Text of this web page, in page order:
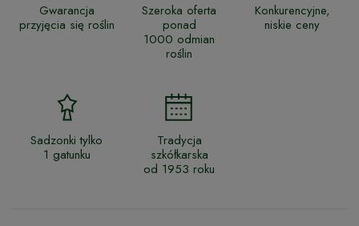
Gwarancja
przyjęcia się roślin
Szeroka oferta
ponad
1000 odmian
roślin
Konkurencyjne,
niskie ceny
Sadzonki tylko
1 gatunku
Tradycja
szkółkarska
od 1953 roku